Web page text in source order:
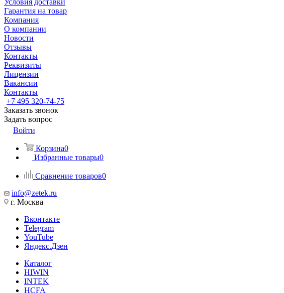
Условия доставки
Гарантия на товар
Компания
О компании
Новости
Отзывы
Контакты
Реквизиты
Лицензии
Вакансии
Контакты
+7 495 320-74-75
Заказать звонок
Задать вопрос
Войти
Корзина0
Избранные товары0
Сравнение товаров0
info@zetek.ru
г. Москва
Вконтакте
Telegram
YouTube
Яндекс.Дзен
Каталог
HIWIN
INTEK
HCFA